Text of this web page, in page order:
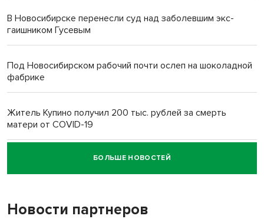
В Новосибирске перенесли суд над заболевшим экс-
гаишником Гусевым
Под Новосибирском рабочий почти ослеп на шоколадной
фабрике
Житель Купино получил 200 тыс. рублей за смерть
матери от COVID-19
Новосибирский суд наказал водителя за смерть
пенсионерки на вокзале
БОЛЬШЕ НОВОСТЕЙ
Новости партнеров